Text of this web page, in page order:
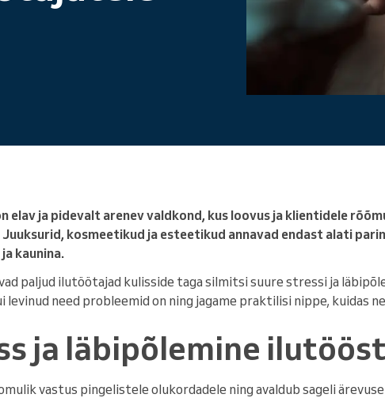
Juhid suurt ettevõtet
elav ja pidevalt arenev valdkond, kus loovus ja klientidele
kosmeetikud ja esteetikud annavad endast alati
kaunina.
paljud ilutöötajad kulisside taga silmitsi suure stressi ja
levinud need probleemid on ning jagame praktilisi nippe, kuidas
ja läbipõlemine
vastus pingelistele olukordadele ning avaldub sageli